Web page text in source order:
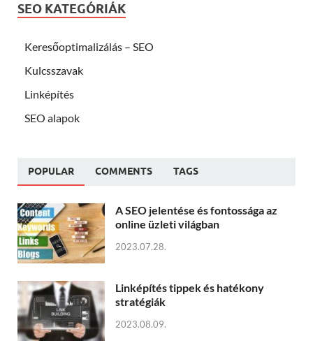
SEO KATEGÓRIÁK
Keresőoptimalizálás – SEO
Kulcsszavak
Linképítés
SEO alapok
POPULAR COMMENTS TAGS
A SEO jelentése és fontossága az
online üzleti világban
2023.07.28.
Linképítés tippek és hatékony
stratégiák
2023.08.09.